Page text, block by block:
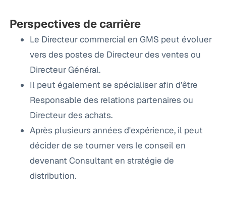
Perspectives de carrière
Le Directeur commercial en GMS peut évoluer
vers des postes de Directeur des ventes ou
Directeur Général.
Il peut également se spécialiser afin d’être
Responsable des relations partenaires ou
Directeur des achats.
Après plusieurs années d'expérience, il peut
décider de se tourner vers le conseil en
devenant Consultant en stratégie de
distribution.